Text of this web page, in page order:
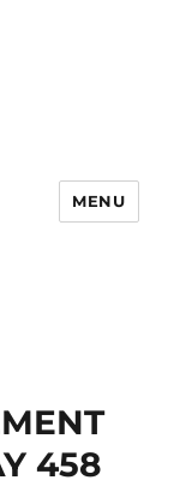
MENU
458